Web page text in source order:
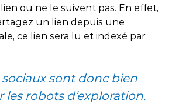
ou ne le suivent pas. En effet,
un lien depuis une
ce lien sera lu et indexé par
sociaux sont donc bien
les robots d’exploration.